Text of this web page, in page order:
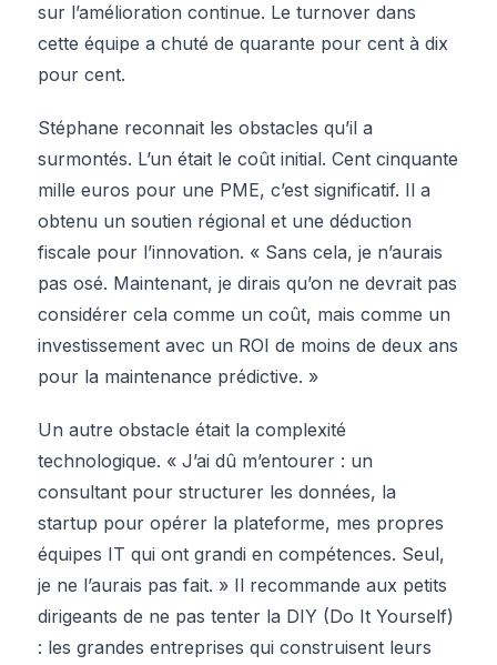
sur l’amélioration continue. Le turnover dans
cette équipe a chuté de quarante pour cent à dix
pour cent.
Stéphane reconnait les obstacles qu’il a
surmontés. L’un était le coût initial. Cent cinquante
mille euros pour une PME, c’est significatif. Il a
obtenu un soutien régional et une déduction
fiscale pour l’innovation. « Sans cela, je n’aurais
pas osé. Maintenant, je dirais qu’on ne devrait pas
considérer cela comme un coût, mais comme un
investissement avec un ROI de moins de deux ans
pour la maintenance prédictive. »
Un autre obstacle était la complexité
technologique. « J’ai dû m’entourer : un
consultant pour structurer les données, la
startup pour opérer la plateforme, mes propres
équipes IT qui ont grandi en compétences. Seul,
je ne l’aurais pas fait. » Il recommande aux petits
dirigeants de ne pas tenter la DIY (Do It Yourself)
: les grandes entreprises qui construisent leurs